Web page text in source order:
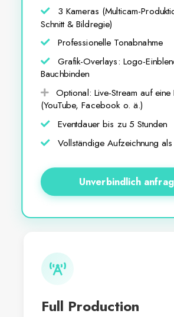
3 Kameras (Multicam-
Schnitt & Bildregie)
Professionelle Tonabnahme
Grafik-Overlays: Logo-
Bauchbinden
Optional: Live-Stream auf eine
(YouTube, Facebook o. ä.)
Eventdauer bis zu 5 Stunden
Vollständige Aufzeichnung
Unverbindlich
Full Production